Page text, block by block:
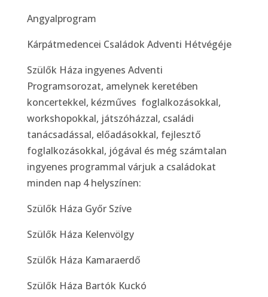
Angyalprogram
Kárpátmedencei Családok Adventi Hétvégéje
Szülők Háza ingyenes Adventi
Programsorozat, amelynek keretében
koncertekkel, kézműves foglalkozásokkal,
workshopokkal, játszóházzal, családi
tanácsadással, előadásokkal, fejlesztő
foglalkozásokkal, jógával és még számtalan
ingyenes programmal várjuk a családokat
minden nap 4 helyszínen:
Szülők Háza Győr Szíve
Szülők Háza Kelenvölgy
Szülők Háza Kamaraerdő
Szülők Háza Bartók Kuckó